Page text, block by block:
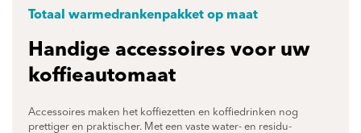
Totaal warmedrankenpakket op maat
Handige accessoires voor uw
koffieautomaat
Accessoires maken het koffiezetten en koffiedrinken nog
prettiger en praktischer. Met een vaste water- en residu-